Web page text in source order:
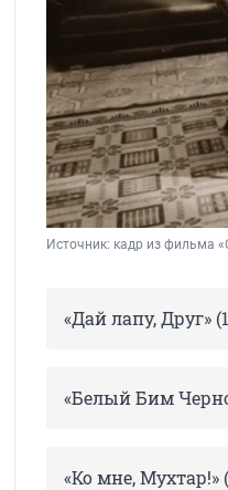
Источник: кадр из фильма
«Дай лапу, Друг»
«Белый Бим
«Ко мне, Мухтар!»